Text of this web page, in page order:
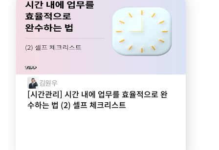
김원우
[시간관리] 시간 내에 업무를 효율적으로 완
수하는 법 (2) 셀프 체크리스트